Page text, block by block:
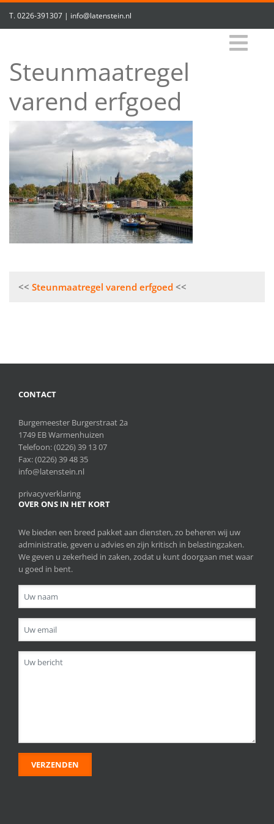
T.0226-391307 | info@latenstein.nl
Steunmaatregel
varend erfgoed
Bericht
Steunmaatregel varend erfgoed
CONTACT
Burgemeester Burgerstraat 2a
1749 EB Warmenhuizen
Telefoon:(0226) 39 13 07
Fax: (0226) 39 48 35
info@latenstein.nl
privacyverklaring
OVER ONS IN HET KORT
We bieden een breed pakket aan diensten, zo beheren wij uw
administratie, geven u advies en zijn kritisch in belastingzaken.
We geven u zekerheid in zaken, zodat u kunt doorgaan met waar
u goed in bent.